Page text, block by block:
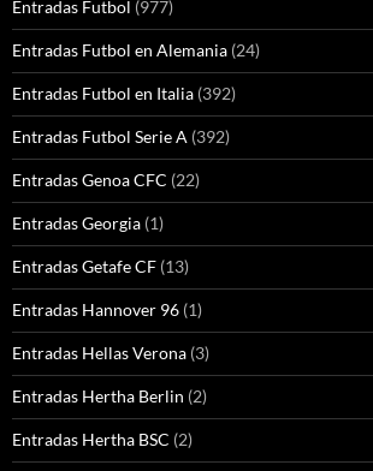
Entradas Futbol (977)
Entradas Futbol en Alemania (24)
Entradas Futbol en Italia (392)
Entradas Futbol Serie A (392)
Entradas Genoa CFC (22)
Entradas Georgia (1)
Entradas Getafe CF (13)
Entradas Hannover 96 (1)
Entradas Hellas Verona (3)
Entradas Hertha Berlin (2)
Entradas Hertha BSC (2)